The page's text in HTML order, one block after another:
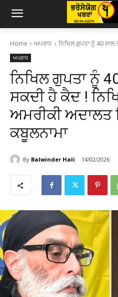
Home ਅਪਰਾਧ ਨਿਖਿਲ ਗੁਪਤਾ ਨੂੰ 40 ਸਾਲ
ਅਪਰਾਧ
ਨਿਖਿਲ ਗੁਪਤਾ ਨੂੰ
ਸਕਦੀ ਹੈ ਕੈਦ !
ਅਮਰੀਕੀ ਅਦਾਲਤ
ਕਬੂਲਨਾਮਾ
By Balwinder Hali 14/02/2026